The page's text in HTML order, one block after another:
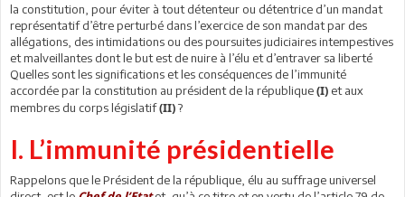
la constitution, pour éviter à tout détenteur ou détentrice d’un mandat
représentatif d’être perturbé dans l’exercice de son mandat par des
allégations, des intimidations ou des poursuites judiciaires intempestives
et malveillantes dont le but est de nuire à l’élu et d’entraver sa liberté
Quelles sont les significations et les conséquences de l’immunité
accordée par la constitution au président de la république (I) et aux
membres du corps législatif(II) ?
I. L’immunité présidentielle
Rappelons que le Président de la république, élu au suffrage universel